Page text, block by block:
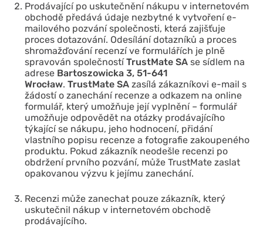
Prodávající po uskutečnění nákupu v internetovém
obchodě předává údaje nezbytné k vytvoření e-
mailového pozvání společnosti, která zajišťuje
proces dotazování. Odesílání dotazníků a proces
shromažďování recenzí ve formulářích je plně
spravován společností TrustMate SA se sídlem na
adrese Bartoszowicka 3, 51-641
Wrocław. TrustMate SA zasílá zákazníkovi e-mail s
žádostí o zanechání recenze a odkazem na online
formulář, který umožňuje její vyplnění – formulář
umožňuje odpovědět na otázky prodávajícího
týkající se nákupu, jeho hodnocení, přidání
vlastního popisu recenze a fotografie zakoupeného
produktu. Pokud zákazník neodešle recenzi po
obdržení prvního pozvání, může TrustMate zaslat
opakovanou výzvu k jejímu zanechání.
Recenzi může zanechat pouze zákazník, který
uskutečnil nákup v internetovém obchodě
prodávajícího.